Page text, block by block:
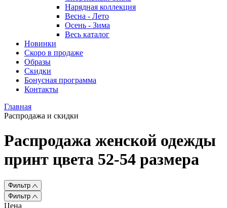
Нарядная коллекция
Весна - Лето
Осень - Зима
Весь каталог
Новинки
Скоро в продаже
Образы
Скидки
Бонусная программа
Контакты
Главная
Распродажа и скидки
Распродажа женской одежды
принт цвета 52-54 размера
Фильтр
Фильтр
Цена